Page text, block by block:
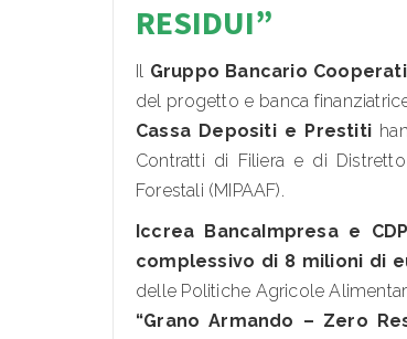
RESIDUI”
Il Gruppo Bancario
del progetto e banca
Cassa Depositi e Prestiti
Contratti di Filiera e di
Forestali (MIPAAF).
Iccrea BancaImpresa e CDP
complessivo di 8 milioni di
delle Politiche Agricole
“Grano Armando – Zero